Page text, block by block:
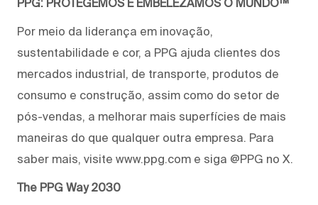
PPG: PROTEGEMOS E EMBELEZAMOS O MUNDO™
Por meio da liderança em inovação,
sustentabilidade e cor, a PPG ajuda clientes dos
mercados industrial, de transporte, produtos de
consumo e construção, assim como do setor de
pós-vendas, a melhorar mais superfícies de mais
maneiras do que qualquer outra empresa. Para
saber mais, visite www.ppg.com e siga @PPG no X.
The PPG Way 2030